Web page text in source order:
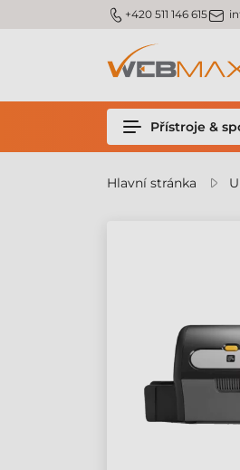
m_phone +420 511 146 615m_email
Přístroje &
Hlavní stránka